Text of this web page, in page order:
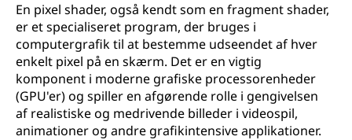
En pixel shader, også kendt som en fragment shader,
er et specialiseret program, der bruges i
computergrafik til at bestemme udseendet af hver
enkelt pixel på en skærm. Det er en vigtig
komponent i moderne grafiske processorenheder
(GPU'er) og spiller en afgørende rolle i gengivelsen
af realistiske og medrivende billeder i videospil,
animationer og andre grafikintensive applikationer.